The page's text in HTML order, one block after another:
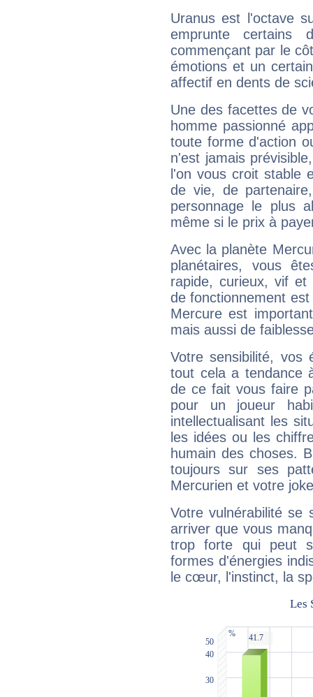
Uranus est l'octave
emprunte
commençant par le
émotions et un
affectif en dents de
Une des facettes de
homme passionné
toute forme d'action
n'est jamais
l'on vous croit stable
de vie, de
personnage le plus
même si le prix à
Avec la planète
planétaires, vous
rapide, curieux, vif et
de fonctionnement
Mercure est
mais aussi de
Votre sensibilité,
tout cela a tendance
de ce fait vous faire
pour un joueur
intellectualisant les
les idées ou les
humain des choses.
toujours sur ses
Mercurien et votre
Votre vulnérabilité se
arriver que vous
trop forte qui peut
formes d'énergies
le cœur, l'instinct, la